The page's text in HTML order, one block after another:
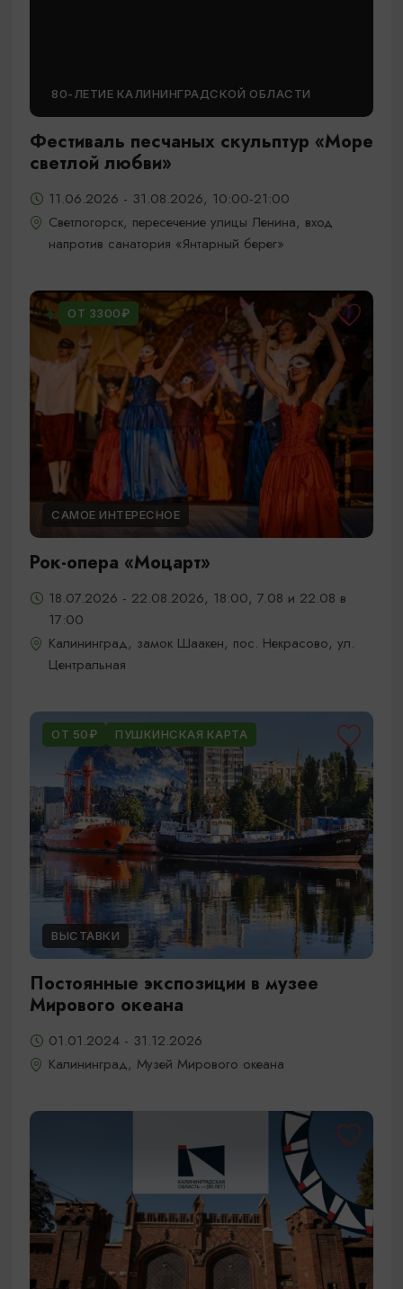
80-ЛЕТИЕ КАЛИНИНГРАДСКОЙ ОБЛАСТИ
Фестиваль песчаных скульптур «Море
светлой любви»
11.06.2026 - 31.08.2026, 10:00-21:00
Светлогорск, пересечение улицы Ленина, вход
напротив санатория «Янтарный берег»
ОТ 3300₽
САМОЕ ИНТЕРЕСНОЕ
Рок-опера «Моцарт»
18.07.2026 - 22.08.2026, 18:00, 7.08 и 22.08 в
17:00
Калининград, замок Шаакен, пос. Некрасово, ул.
Центральная
ОТ 50₽ ПУШКИНСКАЯ КАРТА
ВЫСТАВКИ
Постоянные экспозиции в музее
Мирового океана
01.01.2024 - 31.12.2026
Калининград, Музей Мирового океана